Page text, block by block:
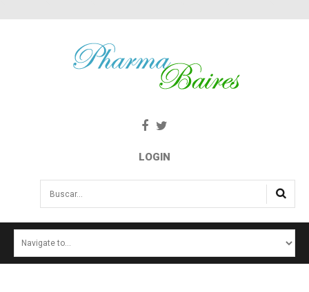
LOGIN
Buscar...
NOTICIAS